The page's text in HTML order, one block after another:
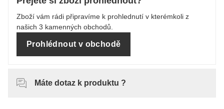
Zboží vám rádi připravíme k prohlednutí v kterémkoli z
našich 3 kamenných obchodů.
Prohlédnout v obchodě
Máte dotaz k produktu ?